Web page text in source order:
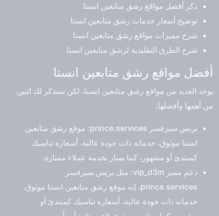
ذكر أفضل مواقع رشق متابعين انستا
توضيح أسعار خدمات رشق متابعين انستا
شرح مميزات مواقع رشق متابعين انستا
شرح الطرق التقليدية لرشق متابعين انستا
أفضل مواقع رشق متابعين انستا
يوجد العديد من مواقع رشق متابعين انستا، لكن سنذكر لك اثنين
من أهمها وأفضلها:
برنس سيرفسز prince.services: موقع رشق متابعين
انستا موثوق، خدماته ذات جودة عالية، أسعاره تناسبك
كمبتدئ أو مشهور، كما يمتاز بخدمة عملاء ممتازة.
دعم مميز vip_d3m: مثل برنس سيرفسز
prince.services، إنه موقع رشق متابعين انستا موثوق،
خدماته ذات جودة عالية، أسعاره تناسبك كمبتدئ أو